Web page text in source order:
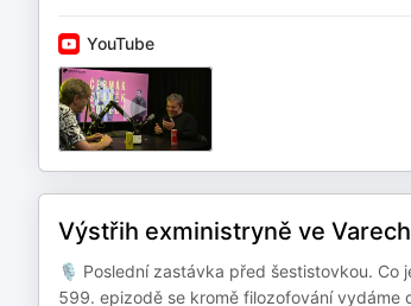
YouTube
Výstřih exministryně ve
🎙️ Poslední zastávka před šestistovkou. Co
599. epizodě se kromě filozofování vydáme